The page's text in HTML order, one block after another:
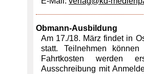
Obmann-Ausbildung
Am 17./18. März findet in
statt. Teilnehmen
Fahrtkosten werden
Ausschreibung mit